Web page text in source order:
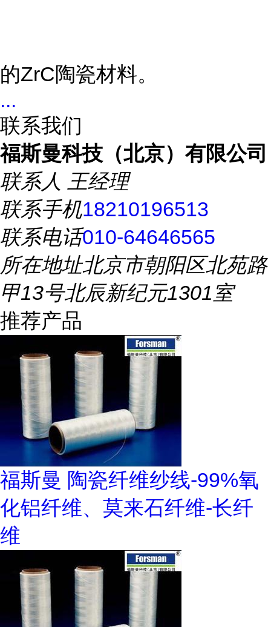
的ZrC陶瓷材料。
...
联系我们
福斯曼科技（北京）有限公司
联系人 王经理
联系手机18210196513
联系电话010-64646565
所在地址北京市朝阳区北苑路
甲13号北辰新纪元1301室
推荐产品
福斯曼 陶瓷纤维纱线-99%氧
化铝纤维、莫来石纤维-长纤
维